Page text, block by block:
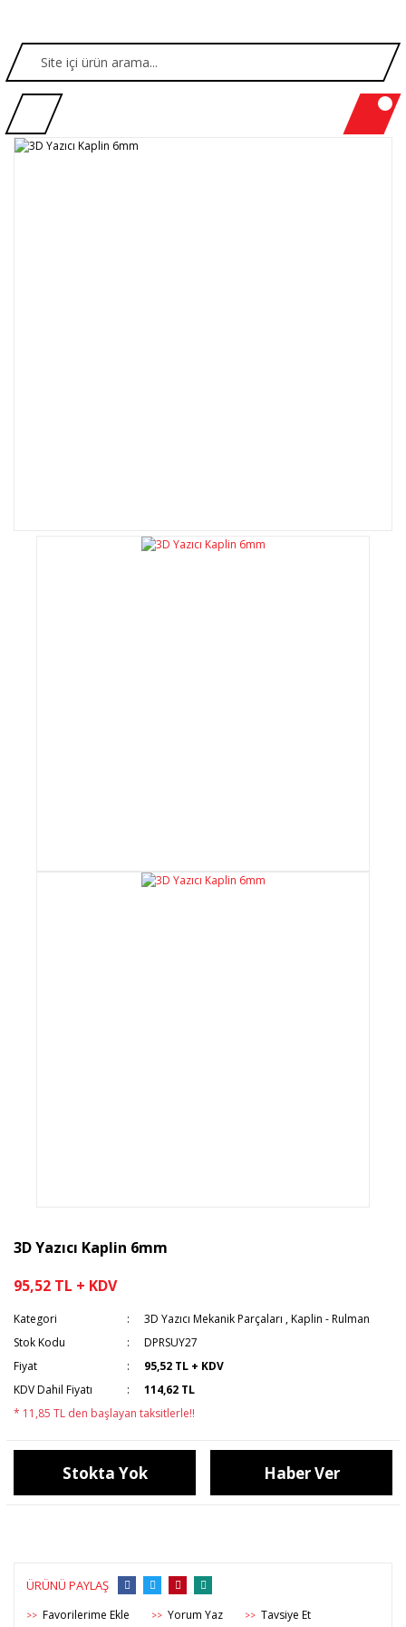
3D Yazıcı Kaplin 6mm
95,52 TL + KDV
Kategori 3D Yazıcı Mekanik Parçaları ,Kaplin - Rulman
Stok Kodu
DPRSUY27
Fiyat
95,52 TL + KDV
KDV Dahil Fiyatı
114,62 TL
* 11,85 TL den başlayan taksitlerle!!
Stokta Yok Haber Ver
ÜRÜNÜ PAYLAŞ
>> >> Yorum Yaz >> Tavsiye Et